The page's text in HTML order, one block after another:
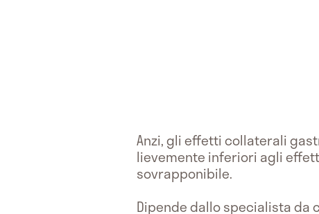
Anzi, gli effetti collaterali
lievemente inferiori agli
sovrapponibile.
Dipende dallo specialista da